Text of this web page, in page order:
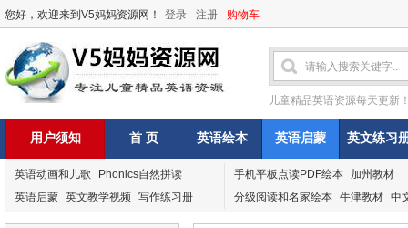
您好，欢迎来到V5妈妈资源网！ 登录 注册 购物车
儿童精品英语资源每天更新
用户须知 首 页 英语绘本 英语启蒙 英文练习
英语动画和儿歌
Phonics自然拼读
英语启蒙 英文教学视频 写作练习册
手机平板点读PDF绘本 加州教材
分级阅读和名家绘本 牛津教材 中